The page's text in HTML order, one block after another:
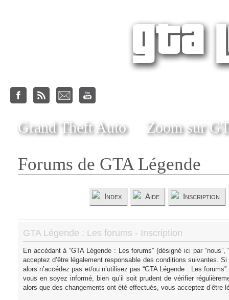
Grand Theft Auto Zoom sur
Forums de GTA Légende
Index Aide Inscription
GTA Légende : Les forums - Inscription
En accédant à “GTA Légende : Les forums” (désigné ici par
acceptez d’être légalement responsable des conditions suivantes.
alors n’accédez pas et/ou n’utilisez pas “GTA Légende : Les
vous en soyez informé, bien qu’il soit prudent de vérifier
alors que des changements ont été effectués, vous acceptez